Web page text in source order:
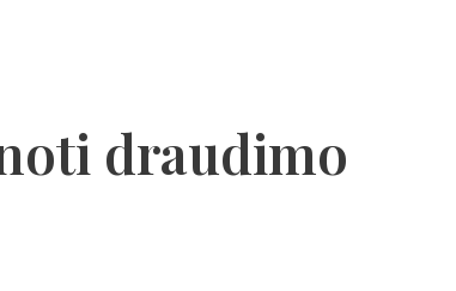
draudimo